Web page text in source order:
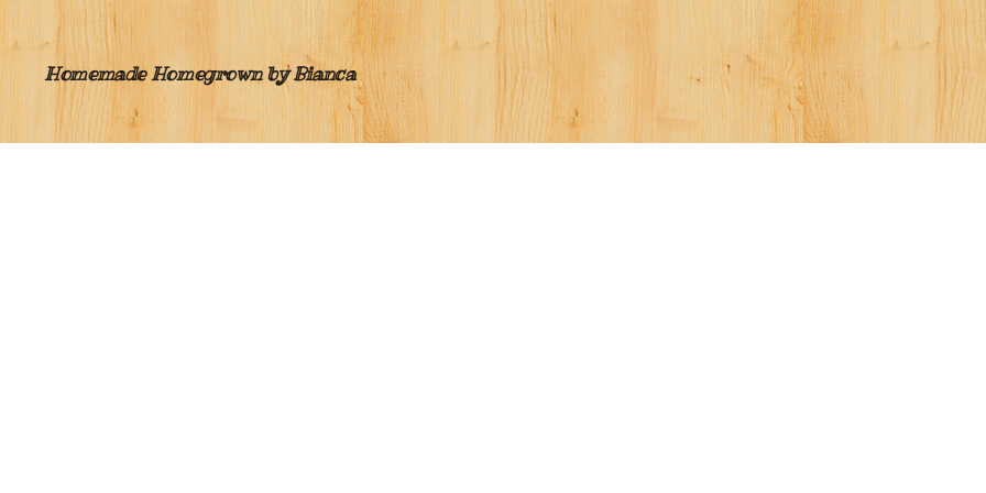
Homemade Homegrown by Bianca